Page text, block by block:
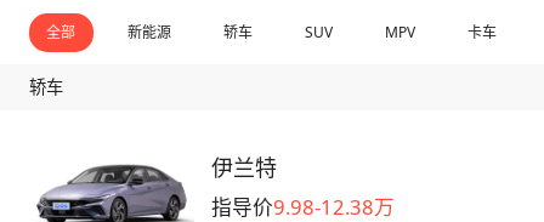
全部 新能源 轿车 SUV MPV 卡车
轿车
伊兰特
指导价9.98-12.38万